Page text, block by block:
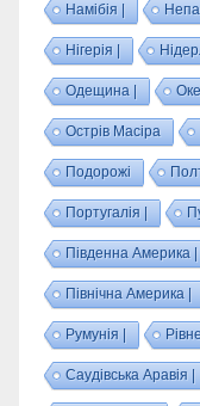
Намібія |
Нігерія |
Одещина |
Острів Масіра
Подорожі
Португалія |
Південна Америка |
Північна Америка |
Румунія |
Саудівська Аравія |